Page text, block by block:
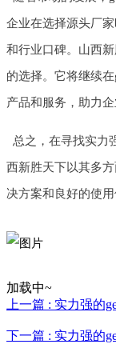
企业在选择源头厂
和行业口碑。山西
的选择。它将继续
产品和服务，助力
总之，在寻找实力
西新胜天下以其多
决方案和良好的使用
加载中~
上一篇 : 实力强的
下一篇 : 实力强的